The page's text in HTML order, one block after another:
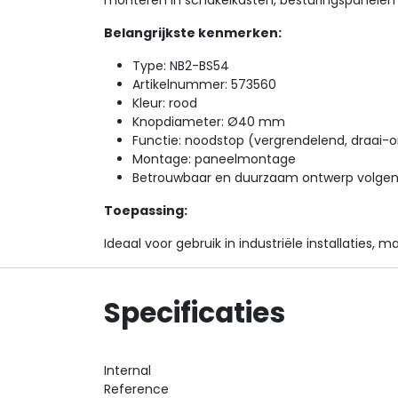
Belangrijkste kenmerken:
Type: NB2-BS54
Artikelnummer: 573560
Kleur: rood
Knopdiameter: Ø40 mm
Functie: noodstop (vergrendelend, draai-
Montage: paneelmontage
Betrouwbaar en duurzaam ontwerp
Toepassing:
Ideaal voor gebruik in industriële installaties,
Specificaties
Internal
Reference